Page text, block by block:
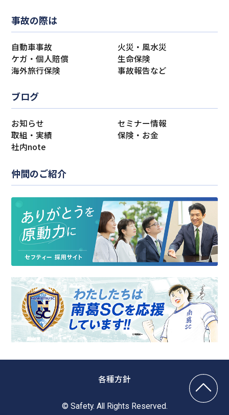
事故の際は
自動車事故
火災・風水災
ケガ・個人賠償
生命保険
海外旅行保険
事故報告など
ブログ
お知らせ
セミナー情報
取組・実績
保険・お金
社内note
仲間のご紹介
各種方針
© Safety. All Rights Reserved.